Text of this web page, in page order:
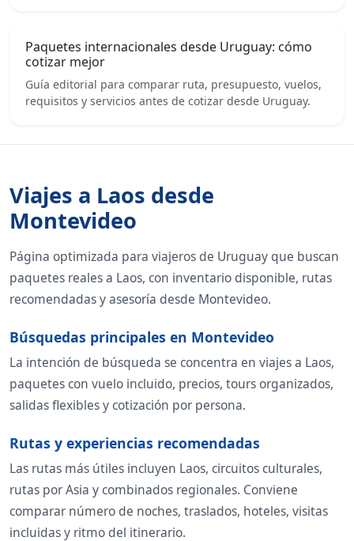
Paquetes internacionales desde Uruguay: cómo
cotizar mejor
Guía editorial para comparar ruta, presupuesto, vuelos,
requisitos y servicios antes de cotizar desde Uruguay.
Viajes a Laos desde
Montevideo
Página optimizada para viajeros de Uruguay que buscan
paquetes reales a Laos, con inventario disponible, rutas
recomendadas y asesoría desde Montevideo.
Búsquedas principales en Montevideo
La intención de búsqueda se concentra en viajes a Laos,
paquetes con vuelo incluido, precios, tours organizados,
salidas flexibles y cotización por persona.
Rutas y experiencias recomendadas
Las rutas más útiles incluyen Laos, circuitos culturales,
rutas por Asia y combinados regionales. Conviene
comparar número de noches, traslados, hoteles, visitas
incluidas y ritmo del itinerario.